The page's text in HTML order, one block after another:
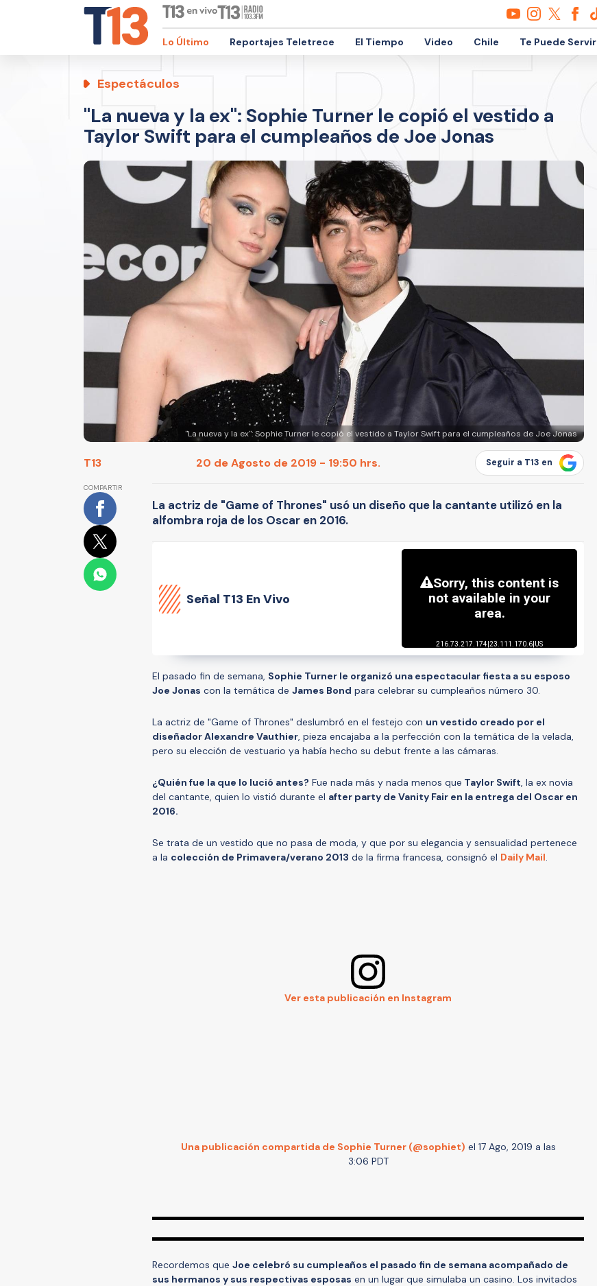
Lo Último Reportajes Teletrece El Tiempo Video Chile Te Puede Servir
Espectáculos
"La nueva y la ex": Sophie Turner le copió el vestido a
Taylor Swift para el cumpleaños de Joe Jonas
"La nueva y la ex": Sophie Turner le copió el vestido a Taylor Swift para el cumpleaños de Joe Jonas
T13 20 de Agosto de 2019 - 19:50 hrs. Seguir a T13 en
COMPARTIR
La actriz de "Game of Thrones" usó un diseño que la cantante utilizó en la
alfombra roja de los Oscar en 2016.
Señal T13 En Vivo
El pasado fin de semana, Sophie Turner le organizó una espectacular fiesta a su esposo
Joe Jonas con la temática de James Bond para celebrar su cumpleaños número 30.
La actriz de "Game of Thrones" deslumbró en el festejo con un vestido creado por el
diseñador Alexandre Vauthier, pieza encajaba a la perfección con la temática de la velada,
pero su elección de vestuario ya había hecho su debut frente a las cámaras.
¿Quién fue la que lo lució antes? Fue nada más y nada menos que Taylor Swift, la ex novia
del cantante, quien lo vistió durante el after party de Vanity Fair en la entrega del Oscar en
2016.
Se trata de un vestido que no pasa de moda, y que por su elegancia y sensualidad pertenece
a la colección de Primavera/verano 2013 de la firma francesa, consignó el Daily Mail.
Ver esta publicación en Instagram
Una publicación compartida de Sophie Turner (@sophiet) el 17 Ago, 2019 a las
3:06 PDT
Recordemos que Joe celebró su cumpleaños el pasado fin de semana acompañado de
sus hermanos y sus respectivas esposas en un lugar que simulaba un casino. Los invitados